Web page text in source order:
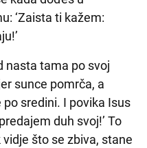
‘Zaista ti kažem:
nasta tama po svoj
sunce pomrča, a
sredini. I povika Isus
duh svoj!’ To
što se zbiva, stane